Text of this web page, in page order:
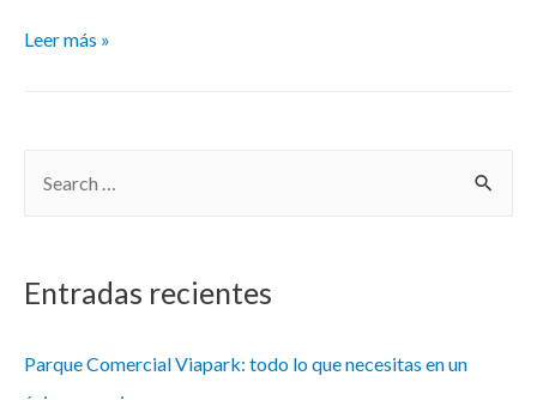
Leer más »
Entradas recientes
Parque Comercial Viapark: todo lo que necesitas en un